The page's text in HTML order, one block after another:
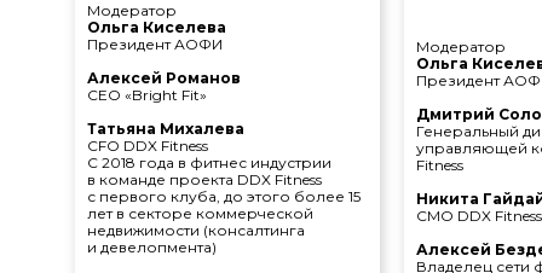
Модератор
Ольга
Президент
Дмитрий
Генеральный
управляющей
Fitness
Никита
CMO DDX Fitness
Алексей
Владелец сети
Модератор
Ольга Киселева
Президент АОФИ
Алексей Романов
CEO «Bright Fit»
Татьяна Михалева
CFO DDX Fitness
C 2018 года в фитнес индустрии
в команде проекта DDX Fitness
с первого клуба, до этого более 15
лет в секторе коммерческой
недвижимости (консалтинга
и девелопмента)